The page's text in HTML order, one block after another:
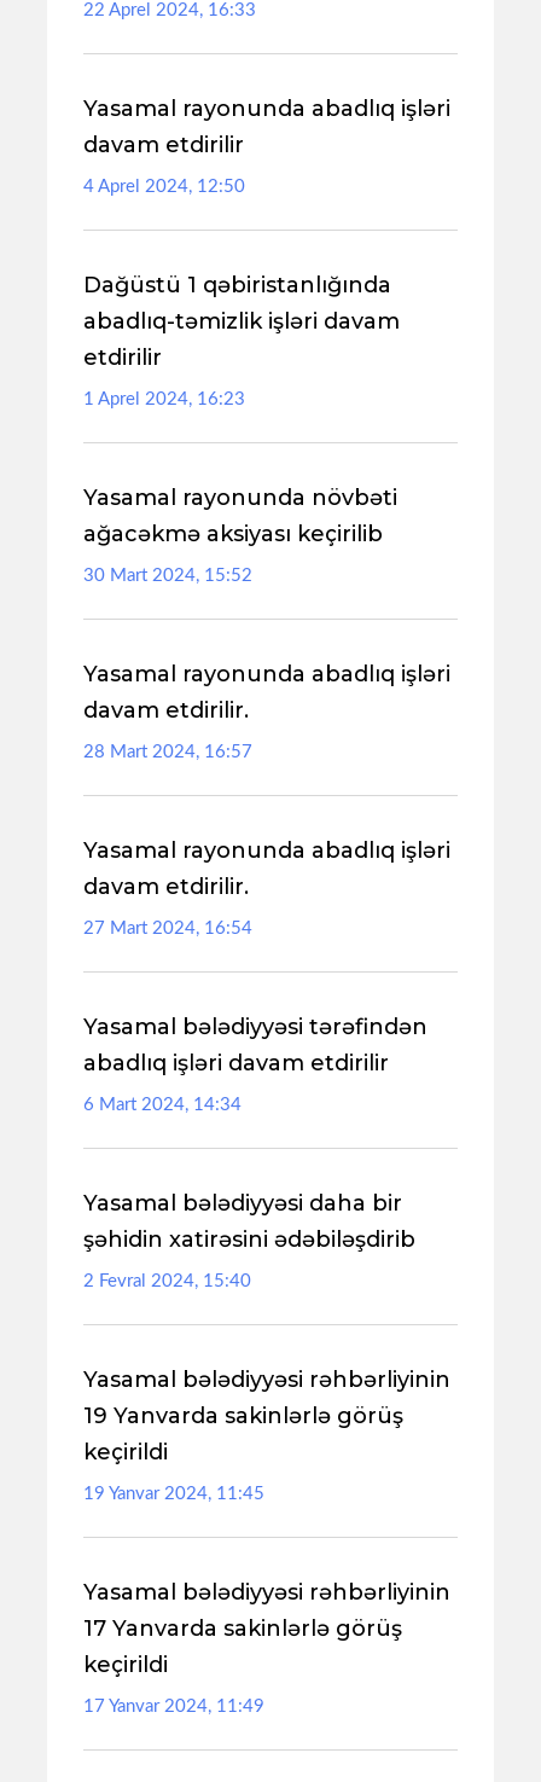
22 Aprel 2024, 16:33
Yasamal rayonunda abadlıq işləri
davam etdirilir
4 Aprel 2024, 12:50
Dağüstü 1 qəbiristanlığında
abadlıq-təmizlik işləri davam
etdirilir
1 Aprel 2024, 16:23
Yasamal rayonunda növbəti
ağacəkmə aksiyası keçirilib
30 Mart 2024, 15:52
Yasamal rayonunda abadlıq işləri
davam etdirilir.
28 Mart 2024, 16:57
Yasamal rayonunda abadlıq işləri
davam etdirilir.
27 Mart 2024, 16:54
Yasamal bələdiyyəsi tərəfindən
abadlıq işləri davam etdirilir
6 Mart 2024, 14:34
Yasamal bələdiyyəsi daha bir
şəhidin xatirəsini ədəbiləşdirib
2 Fevral 2024, 15:40
Yasamal bələdiyyəsi rəhbərliyinin
19 Yanvarda sakinlərlə görüş
keçirildi
19 Yanvar 2024, 11:45
Yasamal bələdiyyəsi rəhbərliyinin
17 Yanvarda sakinlərlə görüş
keçirildi
17 Yanvar 2024, 11:49